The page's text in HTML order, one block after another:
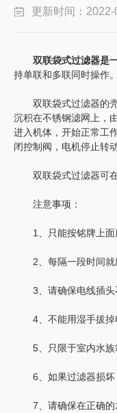
更新时间：2022-
双联袋式过滤器是
持单联和多联同时操作。
双联袋式过滤器的壳
沉积在不锈钢滤网上，
进入机体，开始正常工
闭控制阀，电机停止转
双联袋式过滤器可在
注意事项：
1、只能按铭牌上面
2、每隔一段时间就
3、请确保电线插头
4、不能用湿手拔掉
5、只限于室内水族
6、如果过滤器损坏
7、请确保在正确的